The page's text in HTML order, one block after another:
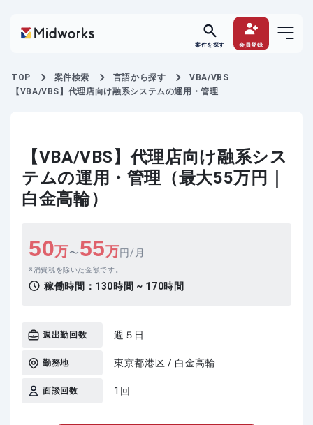
案件を探す 会員登録
TOP 案件検索 言語から探す
VBA/VBS
【VBA/VBS】代理店向け融系システムの運用・管理
【VBA/VBS】代理店向け融系シス
テムの運用・管理（最大55万円｜
白金高輪）
50万〜55万円/月
消費税を除いた金額です。
稼働時間： 130時間 ~ 170時間
週出勤回数 週５日
勤務地 東京都港区 / 白金高輪
面談回数 1回